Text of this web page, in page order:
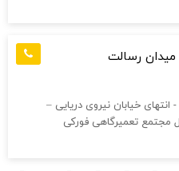
میدان رسالت
خیابان نیروی دریایی –
تعمیرگاهی فورکی